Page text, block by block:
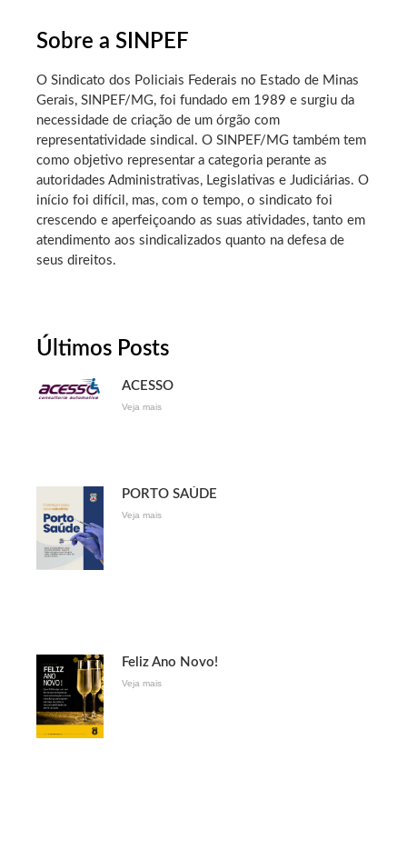
Sobre a SINPEF
O Sindicato dos Policiais Federais no Estado de Minas
Gerais, SINPEF/MG, foi fundado em 1989 e surgiu da
necessidade de criação de um órgão com
representatividade sindical. O SINPEF/MG também tem
como objetivo representar a categoria perante as
autoridades Administrativas, Legislativas e Judiciárias. O
início foi difícil, mas, com o tempo, o sindicato foi
crescendo e aperfeiçoando as suas atividades, tanto em
atendimento aos sindicalizados quanto na defesa de
seus direitos.
Últimos Posts
ACESSO
Veja mais
PORTO SAÚDE
Veja mais
Feliz Ano Novo!
Veja mais